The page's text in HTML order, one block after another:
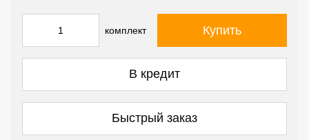
комплект Купить
В кредит
Быстрый заказ